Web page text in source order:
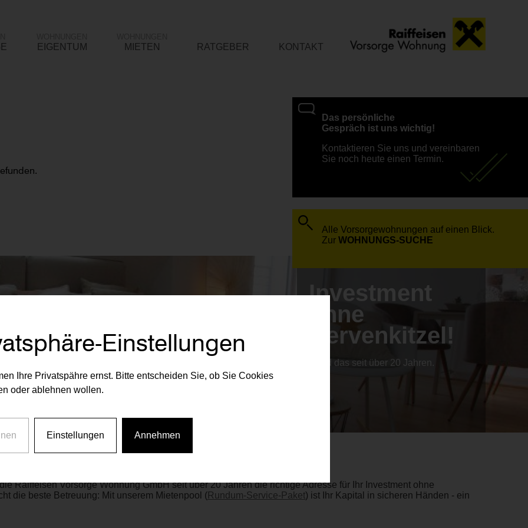
Das persönliche
Gespräch ist uns wichtig!
Kontaktieren Sie uns und vereinbaren
Sie noch heute einen Termin.
Alle Vorsorgewohnungen auf einen Blick.
Zur WOHNUNGS-SUCHE
EIGENTUM MIETEN RATGEBER KONTAKT
Investment
ohne
Nervenkitzel!
...und das seit über 20 Jahren.
Raiffeisen Vorsorge Wohnung GmbH seit über 20 Jahren die richtige Adresse für Ihr Investment ohne
die beste Betreuung: Mit unserem Mietenpool (Rundum-Service-Paket) ist Ihr Kapital in sicheren Händen - ein
Einstellungen
Ihre Privatspähre ernst. Bitte entscheiden Sie, ob Sie Cookies
oder ablehnen wollen.
Einstellungen Annehmen